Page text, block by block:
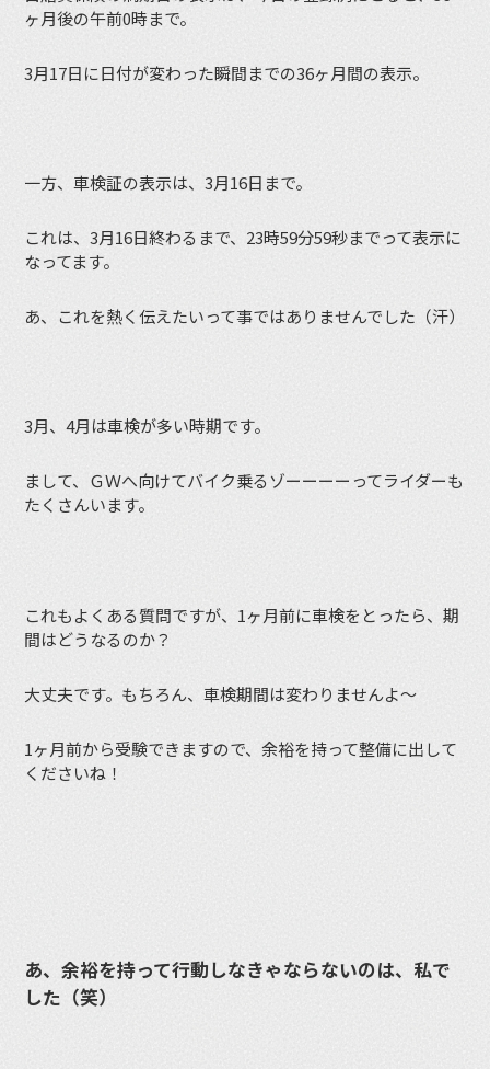
ヶ月後の午前0時まで。
3月17日に日付が変わった瞬間までの36ヶ月間の表示。
一方、車検証の表示は、3月16日まで。
これは、3月16日終わるまで、23時59分59秒までって表示に
なってます。
あ、これを熱く伝えたいって事ではありませんでした（汗）
3月、4月は車検が多い時期です。
まして、ＧＷへ向けてバイク乗るゾーーーーってライダーも
たくさんいます。
これもよくある質問ですが、1ヶ月前に車検をとったら、期
間はどうなるのか？
大丈夫です。もちろん、車検期間は変わりませんよ〜
1ヶ月前から受験できますので、余裕を持って整備に出して
くださいね！
あ、余裕を持って行動しなきゃならないのは、私で
した（笑）